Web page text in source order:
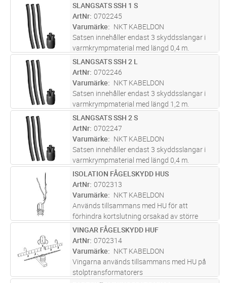
ST Lägg i kundvagn
SLANGSATS SSH 1 S
ArtNr 0702245
Varumärke
NKT KABELDON
Satsen innehåller endast 3 skyddsslangar i
varmkrympmaterial med längd 0,4 m.
ST Lägg i kundvagn
SLANGSATS SSH 2 L
ArtNr 0702246
Varumärke
NKT KABELDON
Satsen innehåller endast 3 skyddsslangar i
varmkrympmaterial med längd 1,2 m.
ST Lägg i kundvagn
SLANGSATS SSH 2 S
ArtNr 0702247
Varumärke
NKT KABELDON
Satsen innehåller endast 3 skyddsslangar i
varmkrympmaterial med längd 0,4 m.
ST Lägg i kundvagn
ISOLATION FÅGELSKYDD HUS
ArtNr 0702313
Varumärke
NKT KABELDON
Används tillsammans med HU för att
förhindra kortslutning orsakad av större
fåglar. För stolptransformatorers
högspänningsgenomföringar, stödisolatorer
m.m.
ST Lägg i kundvagn
VINGAR FÅGELSKYDD HUF
ArtNr 0702314
Varumärke
NKT KABELDON
Vingarna används tillsammans med HU på
stolptransformatorers